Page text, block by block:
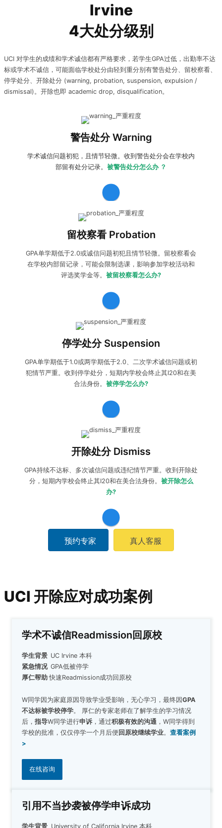
Irvine
4大处分级别
UCI 对学生的成绩和学术诚信都有严格要求，若学生GPA过低，出勤率不达
标或学术不诚信，可能面临学校处分由轻到重分别有警告处分、留校察看、
停学处分、开除处分 (warning, probation, suspension, expulsion /
dismissal)。开除也即 academic drop, disqualification。
警告处分 Warning
学术诚信问题初犯，且情节轻微。收到警告处分会在学校内
部留有处分记录。 被警告处分怎么办 ？
收到警告处分warning:
收到警告处分后，确认指控内容是否
属实，如有异议可以向学校提出 申诉
，如接受警告处分，学
生则需要根据指控内容进行改善。
留校察看 Probation
GPA单学期低于2.0或诚信问题初犯且情节轻微。留校察看会
在学校内部留记录，可能会限制选课，影响参加学校活动和
评选奖学金等。 被留校察看怎么办?
收到留校察看probation:
如有异议可以向学校提出申诉；如
接受处分，学生则需要根据指控内容 进行改善
厚仁护学星保驾护航，避免进一步的学术危机。
停学处分 Suspension
GPA单学期低于1.0或两学期低于2.0、二次学术诚信问题或初
犯情节严重。收到停学处分，短期内学校会终止其I20和在美
合法身份。 被停学怎么办?
收到停学处分suspension: 学生可以向学校提出
，同时准备 紧急转学
保住学生身份。做好
Readmission回原校申请规划。
开除处分 Dismiss
GPA持续不达标、多次诚信问题或违纪情节严重。收到开除处
分，短期内学校会终止其I20和在美合法身份。 被开除怎么
办?
收到开除处分dismiss:学生可以向学校提出
，同时准备紧急转学 保住学生身份。如果永久开除
无法回原校，需要做好后续留学规划和申请。
预约专家 真人客服
UCI 开除应对成功案例
学术不诚信Readmission回原校
学生背景 UC Irvine 本科
紧急情况 GPA低被停学
厚仁帮助快速Readmission成功回原校
W同学因为家庭原因导致学业受影响，无心学习，最终因GPA
不达标被学校停学。 厚仁的专家老师在了解学生的学习情况
后， 指导W同学进行申诉，通过积极有效的沟通 ，W同学得到
学校的批准，仅仅停学一个月后便回原校继续学业。 查看案例
>
在线咨询
引用不当抄袭被停学申诉成功
学生背景 University of California Irvine 本科